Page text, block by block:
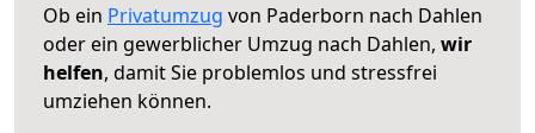
Ob ein Privatumzug von Paderborn nach Dahlen
oder ein gewerblicher Umzug nach Dahlen, wir
helfen, damit Sie problemlos und stressfrei
umziehen können.